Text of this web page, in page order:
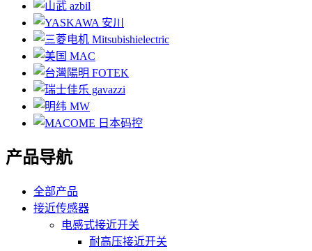
产品导航
全部产品
接近传感器
电感式接近开关
耐高压接近开关